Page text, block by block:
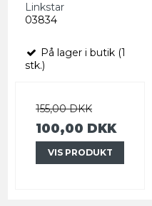
Linkstar
03834
På lager i butik (1
stk.)
155,00 DKK
100,00 DKK
VIS PRODUKT